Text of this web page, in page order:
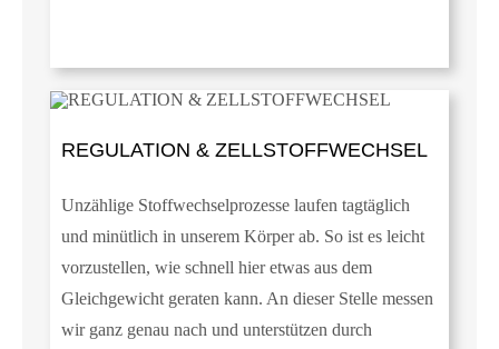
REGULATION & ZELLSTOFFWECHSEL
Unzählige Stoffwechselprozesse laufen tagtäglich
und minütlich in unserem Körper ab. So ist es leicht
vorzustellen, wie schnell hier etwas aus dem
Gleichgewicht geraten kann. An dieser Stelle messen
wir ganz genau nach und unterstützen durch